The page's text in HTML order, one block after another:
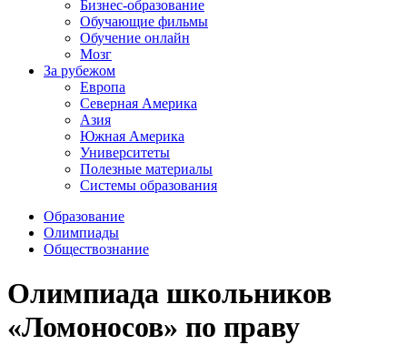
Бизнес-образование
Обучающие фильмы
Обучение онлайн
Мозг
За рубежом
Европа
Северная Америка
Азия
Южная Америка
Университеты
Полезные материалы
Системы образования
Образование
Олимпиады
Обществознание
Олимпиада школьников
«Ломоносов» по праву